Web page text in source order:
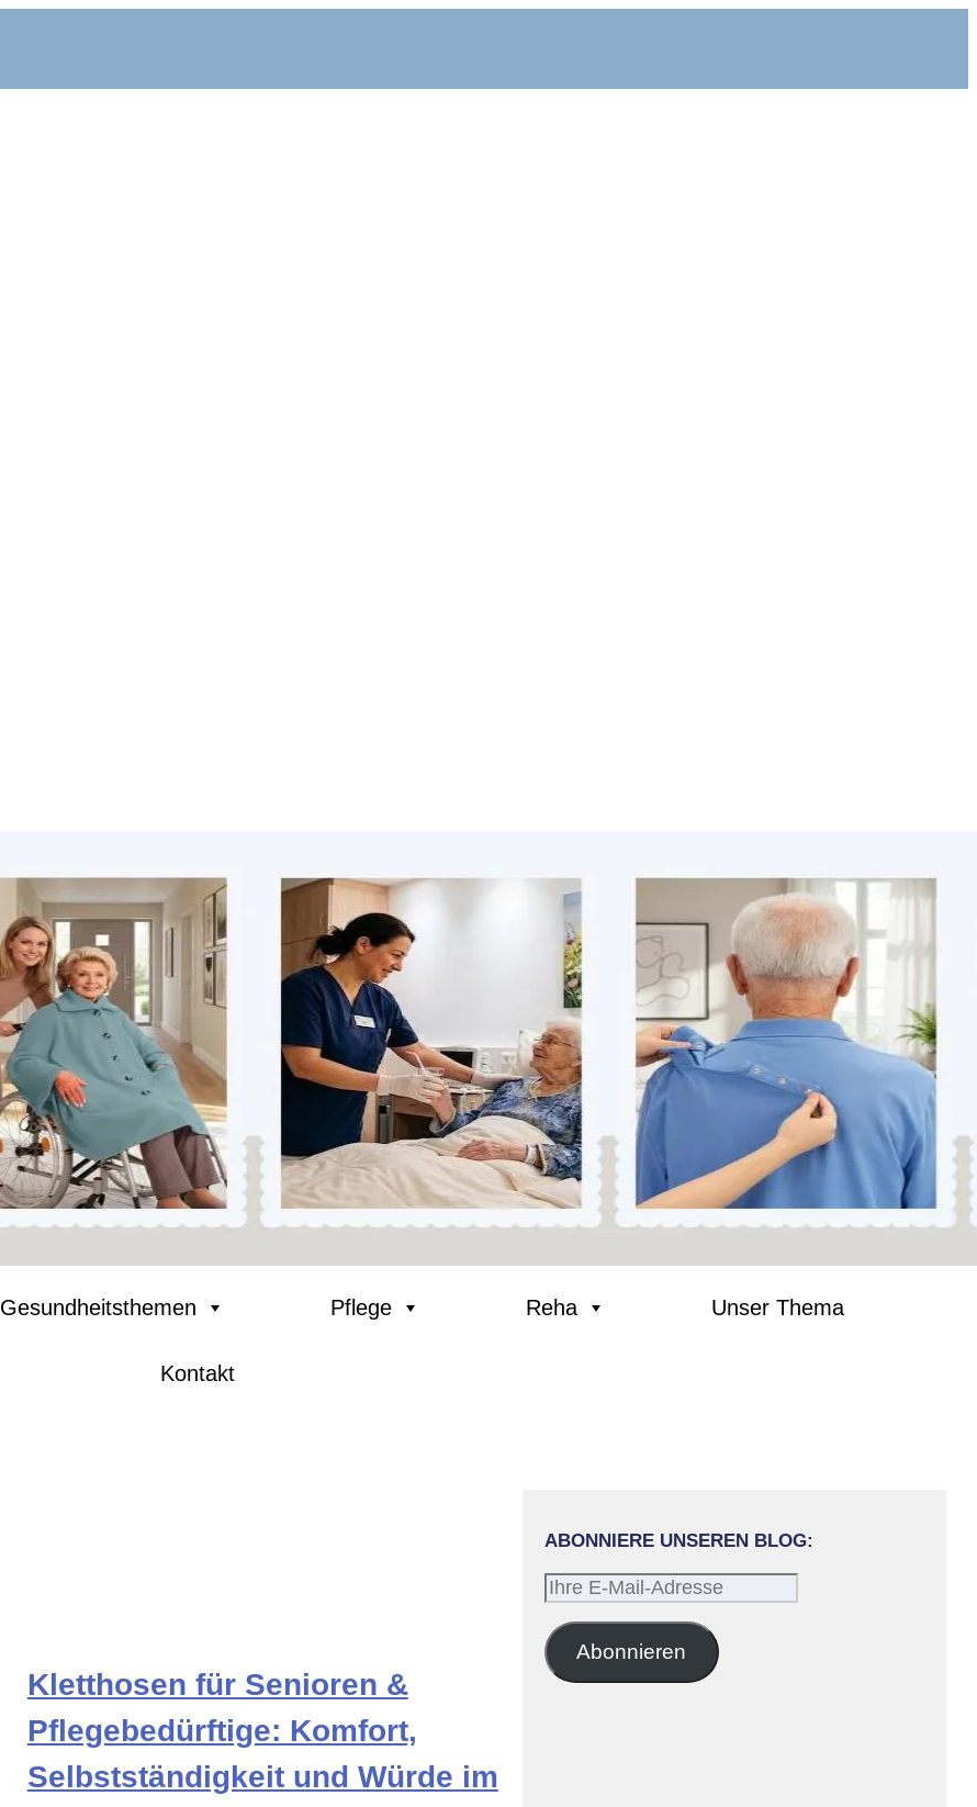
Gesundheitsthemen Pflege Reha Unser Thema
Kontakt
Kletthosen für Senioren &
Pflegebedürftige: Komfort,
Selbstständigkeit und Würde im
ABONNIERE UNSEREN BLOG:
Ihre
Mail-
Adresse
Abonnieren